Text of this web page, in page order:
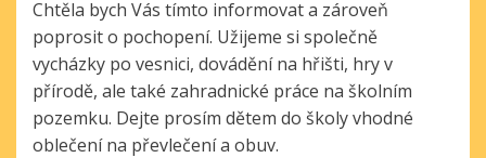
Chtěla bych Vás tímto informovat a zároveň
poprosit o pochopení. Užijeme si společně
vycházky po vesnici, dovádění na hřišti, hry v
přírodě, ale také zahradnické práce na školním
pozemku. Dejte prosím dětem do školy vhodné
oblečení na převlečení a obuv.